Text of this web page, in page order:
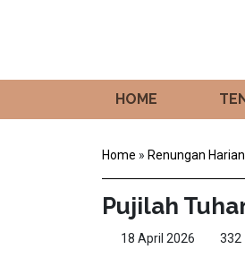
HOME
Home » Renungan Harian
Pujilah
18 April 2026 332